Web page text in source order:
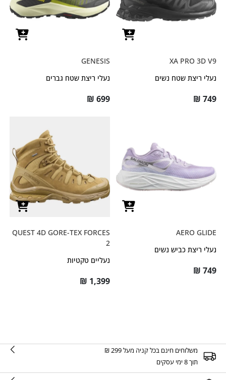
XA PRO 3D V9
נעלי ריצת שטח נשים
₪ 749
GENESIS
נעלי ריצת שטח גברים
₪ 699
AERO GLIDE
נעלי ריצת כביש נשים
₪ 749
QUEST 4D GORE-TEX FORCES
2
נעליים טקטיות
₪ 1,399
משלוחים חינם בכל קניה מעל 299 ₪
תוך 8 ימי עסקים